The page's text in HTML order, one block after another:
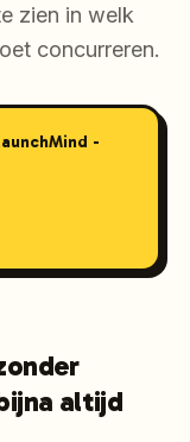
zien in welk
concurreren.
-
altijd